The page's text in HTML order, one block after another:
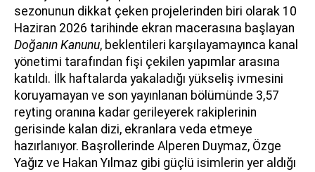
sezonunun dikkat çeken projelerinden biri olarak 10
Haziran 2026 tarihinde ekran macerasına başlayan
Doğanın Kanunu, beklentileri karşılayamayınca kanal
yönetimi tarafından fişi çekilen yapımlar arasına
katıldı. İlk haftalarda yakaladığı yükseliş ivmesini
koruyamayan ve son yayınlanan bölümünde 3,57
reyting oranına kadar gerileyerek rakiplerinin
gerisinde kalan dizi, ekranlara veda etmeye
hazırlanıyor. Başrollerinde Alperen Duymaz, Özge
Yağız ve Hakan Yılmaz gibi güçlü isimlerin yer aldığı